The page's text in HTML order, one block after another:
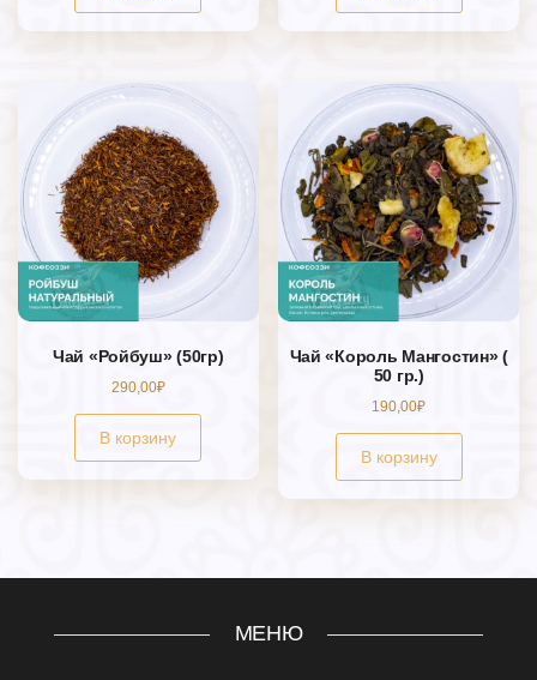
Чай «Ройбуш» (50гр)
290,00₽
В корзину
Чай «Король Мангостин» (
50 гр.)
190,00₽
В корзину
МЕНЮ